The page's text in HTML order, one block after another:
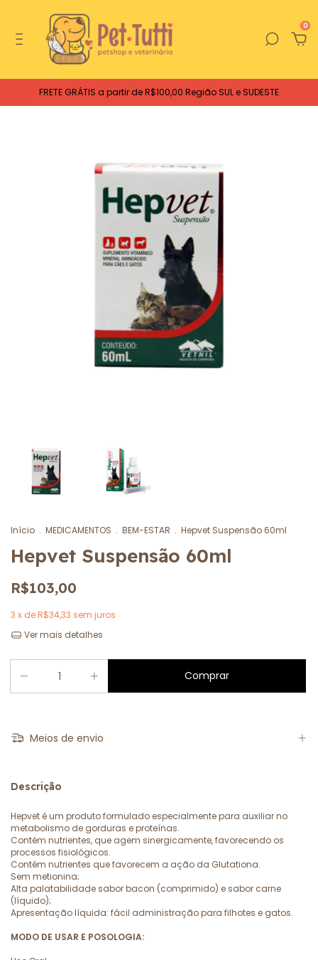
0
FRETE GRÁTIS a partir de R$100,00 Região SUL e SUDESTE
Início . MEDICAMENTOS . BEM-ESTAR . Hepvet Suspensão 60ml
Hepvet Suspensão 60ml
R$103,00
3 x deR$34,33 sem juros
Ver mais detalhes
Meios de envio
Descrição
Hepvet é um produto formulado especialmente para auxiliar no
metabolismo de gorduras e proteínas.
Contém nutrientes, que agem sinergicamente, favorecendo os
processos fisiológicos.
Contém nutrientes que favorecem a ação da Glutationa.
Sem metionina;
Alta palatabilidade sabor bacon (comprimido) e sabor carne
(líquido);
Apresentação líquida: fácil administração para filhotes e gatos.
MODO DE USAR E POSOLOGIA: